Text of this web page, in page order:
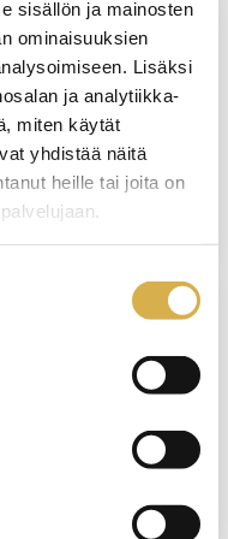
sisällön ja mainosten
ominaisuuksien
Lisäksi
ja analytiikka-
miten käytät
yhdistää näitä
heille tai joita on
alan
|